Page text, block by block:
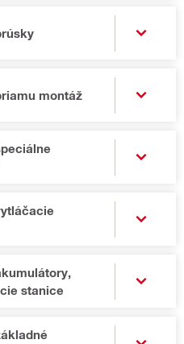
montáž
stanice